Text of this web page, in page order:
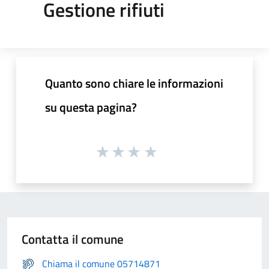
Gestione rifiuti
Quanto sono chiare le informazioni
su questa pagina?
Contatta il comune
Chiama il comune 05714871